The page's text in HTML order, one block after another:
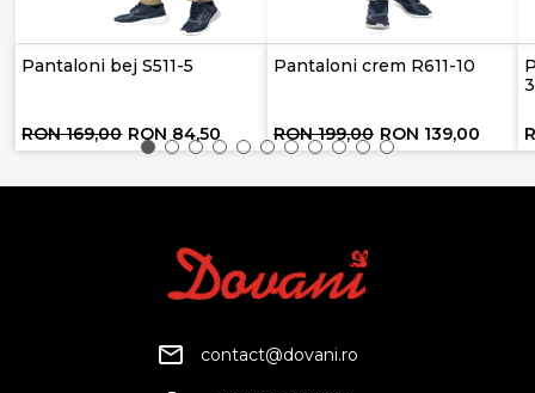
Pantaloni bej S511-5
RON 169,00 RON 84,50
Pantaloni crem R611-10
RON 199,00 RON 139,00
3
contact@dovani.ro